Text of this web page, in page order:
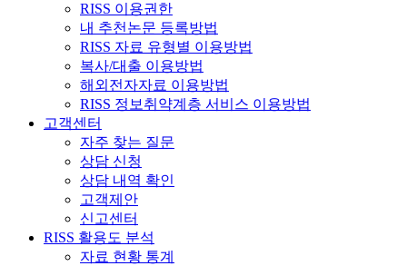
RISS 이용권한
내 추천논문 등록방법
RISS 자료 유형별 이용방법
복사/대출 이용방법
해외전자자료 이용방법
RISS 정보취약계층 서비스 이용방법
고객센터
자주 찾는 질문
상담 신청
상담 내역 확인
고객제안
신고센터
RISS 활용도 분석
자료 현황 통계